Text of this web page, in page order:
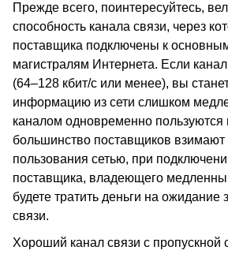
Прежде всего, поинтересуйтесь,
способность канала связи, через
поставщика подключены к
магистралям Интернета. Если
(64–128 кбит/с или менее), вы
информацию из сети слишком
каналом одновременно пользуются
большинство поставщиков взимают
пользования сетью, при
поставщика, владеющего
будете тратить деньги на ожидание
связи.
Хороший канал связи с пропускной